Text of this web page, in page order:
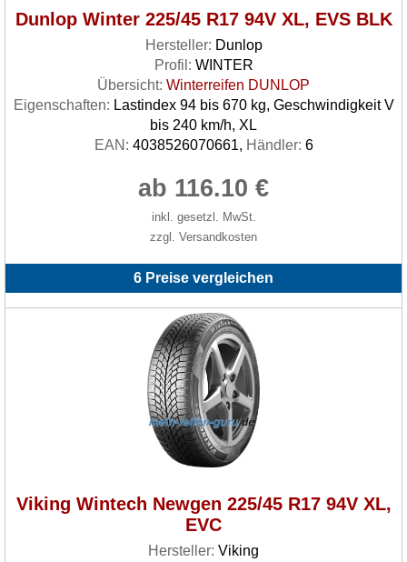
Dunlop Winter 225/45 R17 94V XL, EVS BLK
Hersteller: Dunlop
Profil: WINTER
Übersicht: Winterreifen DUNLOP
Eigenschaften: Lastindex 94 bis 670 kg, Geschwindigkeit V
bis 240 km/h, XL
EAN: 4038526070661, Händler: 6
ab 116.10 €
inkl. gesetzl. MwSt.
zzgl. Versandkosten
6 Preise vergleichen
Viking Wintech Newgen 225/45 R17 94V XL,
EVC
Hersteller: Viking